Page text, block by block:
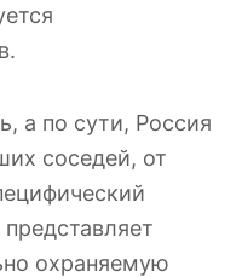
а по сути, Россия
соседей, от
охраняемую